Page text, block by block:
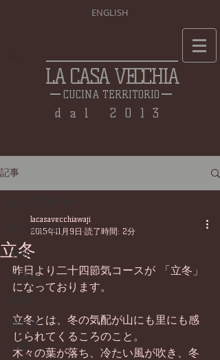
ENGLISH
LA CASA VECCHIA
CUCINA TERRITORIO
dal 2013
記事
全ての記事
食材
仕込み
畑仕事
日常
立冬
lacasavecchiawaji
2015年11月9日 読了時間: 2分
昨日より二十四節気コースが 「立冬」
になっております。
立冬とは、冬の気配が山にも里にも感
じられてくるころのこと。
木々の葉が落ち、冷たい風が吹き、冬